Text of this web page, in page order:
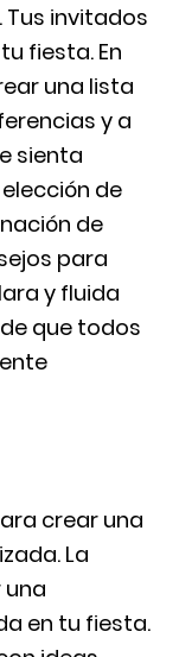
invitados
fiesta. En
una lista
y a
sienta
de
de
para
y fluida
que todos
crear una
La
en tu fiesta.